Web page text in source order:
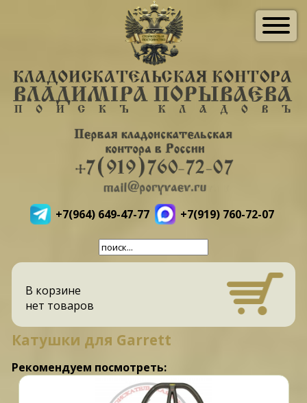
+7(964) 649-47-77 +7(919) 760-72-07
В корзине
нет товаров
Катушки для Garrett
Рекомендуем посмотреть: